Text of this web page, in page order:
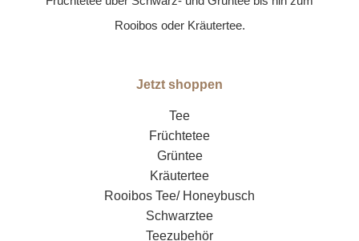
Rooibos oder Kräutertee.
Jetzt shoppen
Tee
Früchtetee
Grüntee
Kräutertee
Rooibos Tee/ Honeybusch
Schwarztee
Teezubehör